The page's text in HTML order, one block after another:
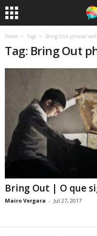
Home Tags Bring Out phrasal verb
Tag: Bring Out
Bring Out | O que
Mairo Vergara - Jul 27, 2017